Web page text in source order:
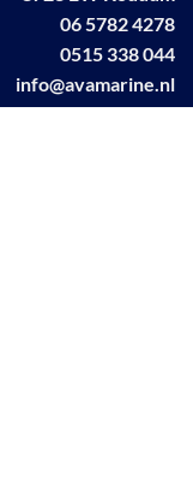
06 5782 4278
0515 338 044
info@avamarine.nl